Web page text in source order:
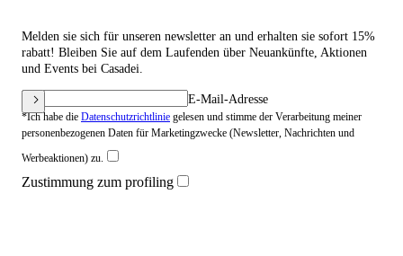
Melden sie sich für unseren newsletter an und erhalten sie sofort 15%
rabatt! Bleiben Sie auf dem Laufenden über Neuankünfte, Aktionen
und Events bei Casadei.
E-Mail-Adresse
*Ich habe die Datenschutzrichtlinie gelesen und stimme der Verarbeitung meiner
personenbezogenen Daten für Marketingzwecke (Newsletter, Nachrichten und
Werbeaktionen) zu.
Zustimmung zum profiling